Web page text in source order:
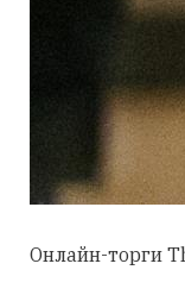
Онлайн-торги